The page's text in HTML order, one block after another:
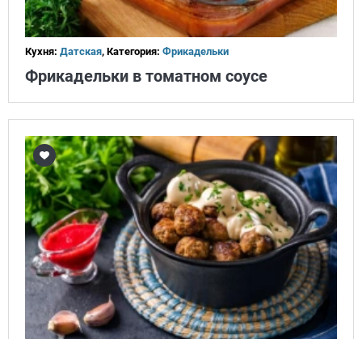
Кухня: Датская, Категория: Фрикадельки
Фрикадельки в томатном соусе